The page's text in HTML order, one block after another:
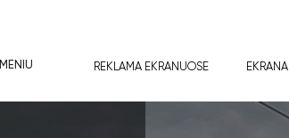
MENIU REKLAMA EKRANUOSE EKRANAI